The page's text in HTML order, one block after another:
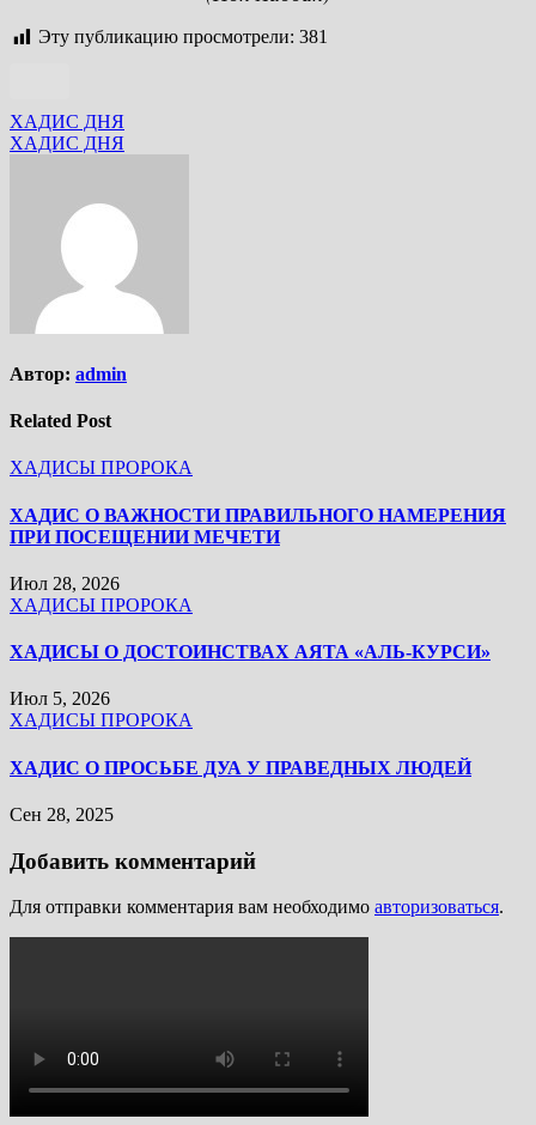
Эту публикацию просмотрели: 381
Навигация
по
ХАДИС ДНЯ
ХАДИС ДНЯ
Автор: admin
Related Post
ХАДИСЫ ПРОРОКА
ХАДИС О ВАЖНОСТИ ПРАВИЛЬНОГО НАМЕРЕНИЯ
ПРИ ПОСЕЩЕНИИ МЕЧЕТИ
Июл 28, 2026
ХАДИСЫ ПРОРОКА
ХАДИСЫ О ДОСТОИНСТВАХ АЯТА «АЛЬ-КУРСИ»
Июл 5, 2026
ХАДИСЫ ПРОРОКА
ХАДИС О ПРОСЬБЕ ДУА У ПРАВЕДНЫХ ЛЮДЕЙ
Сен 28, 2025
Добавить комментарий
Для отправки комментария вам необходимо авторизоваться.